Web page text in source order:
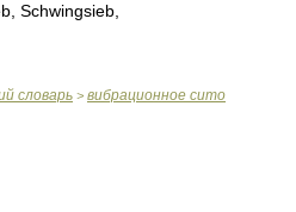
Schwingsieb,
словарь > вибрационное сито